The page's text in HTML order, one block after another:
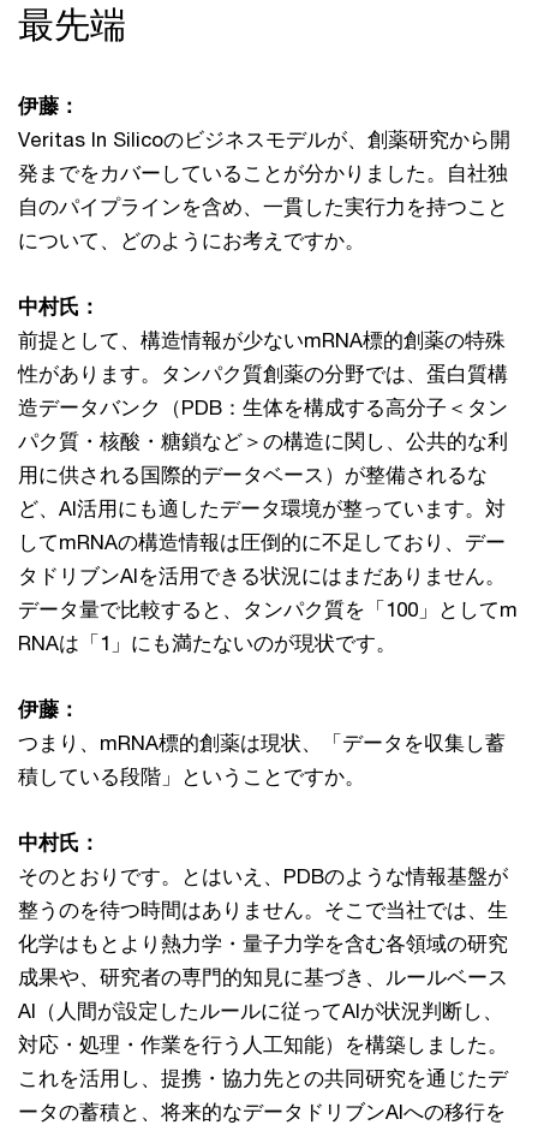
最先端
伊藤：
Veritas In Silicoのビジネスモデルが、創薬研究から開
発までをカバーしていることが分かりました。自社独
自のパイプラインを含め、一貫した実行力を持つこと
について、どのようにお考えですか。
中村氏：
前提として、構造情報が少ないmRNA標的創薬の特殊
性があります。タンパク質創薬の分野では、蛋白質構
造データバンク（PDB：生体を構成する高分子＜タン
パク質・核酸・糖鎖など＞の構造に関し、公共的な利
用に供される国際的データベース）が整備されるな
ど、AI活用にも適したデータ環境が整っています。対
してmRNAの構造情報は圧倒的に不足しており、デー
タドリブンAIを活用できる状況にはまだありません。
データ量で比較すると、タンパク質を「100」としてm
RNAは「1」にも満たないのが現状です。
伊藤：
つまり、mRNA標的創薬は現状、「データを収集し蓄
積している段階」ということですか。
中村氏：
そのとおりです。とはいえ、PDBのような情報基盤が
整うのを待つ時間はありません。そこで当社では、生
化学はもとより熱力学・量子力学を含む各領域の研究
成果や、研究者の専門的知見に基づき、ルールベース
AI（人間が設定したルールに従ってAIが状況判断し、
対応・処理・作業を行う人工知能）を構築しました。
これを活用し、提携・協力先との共同研究を通じたデ
ータの蓄積と、将来的なデータドリブンAIへの移行を